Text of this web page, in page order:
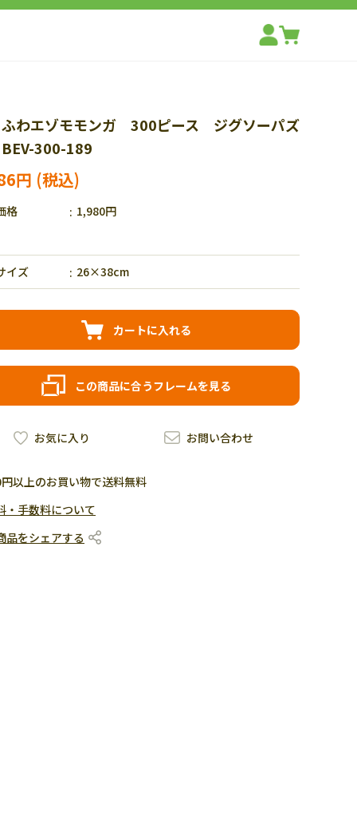
わエゾモモンガ 300ピース ジグソーパズ
300-189
円
格 1,980円
イズ 26×38cm
カートに入れる
この商品に合うフレームを見る
お問い合わせ
お気に入り
以上のお買い物で送料無料
・手数料について
品をシェアする